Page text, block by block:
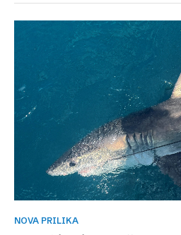
NOVA PRILIKA